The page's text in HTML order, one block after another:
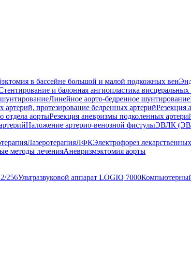
в бассейне большой и малой подкожных вен
и балонная ангиопластика
Линейное аорто-бедренное шунтирование
протезирование бедренных артерийРезекция
отдела аортыРезекция аневризмы подколенных
Наложение артерио-венозной фистулыЭВЛК
ЛазеротерапияЛФКЭлектрофорез
методы леченияАневризмэктомия аорты
256Ультразвуковой аппарат LOGIQ 7000Компьютерный